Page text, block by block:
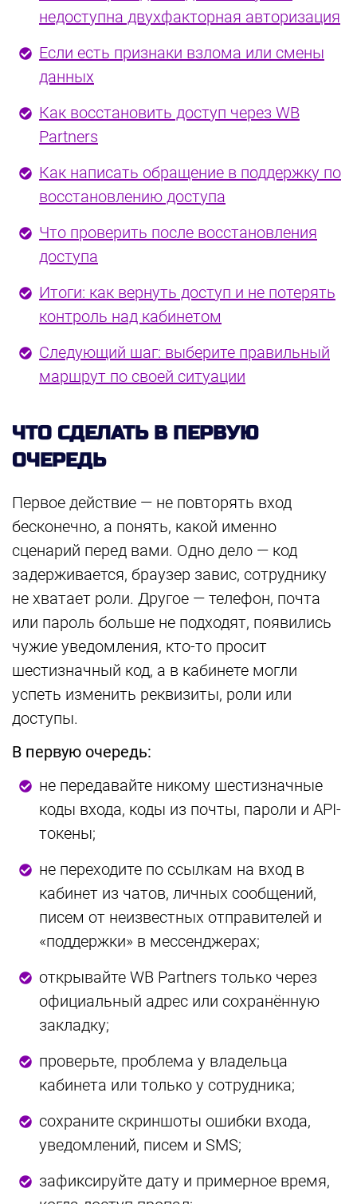
недоступна двухфакторная авторизация
Если есть признаки взлома или смены
данных
Как восстановить доступ через WB
Partners
Как написать обращение в поддержку по
восстановлению доступа
Что проверить после восстановления
доступа
Итоги: как вернуть доступ и не потерять
контроль над кабинетом
Следующий шаг: выберите правильный
маршрут по своей ситуации
ЧТО СДЕЛАТЬ В ПЕРВУЮ
ОЧЕРЕДЬ
Первое действие — не повторять вход
бесконечно, а понять, какой именно
сценарий перед вами. Одно дело — код
задерживается, браузер завис, сотруднику
не хватает роли. Другое — телефон, почта
или пароль больше не подходят, появились
чужие уведомления, кто-то просит
шестизначный код, а в кабинете могли
успеть изменить реквизиты, роли или
доступы.
В первую очередь:
не передавайте никому шестизначные
коды входа, коды из почты, пароли и API-
токены;
не переходите по ссылкам на вход в
кабинет из чатов, личных сообщений,
писем от неизвестных отправителей и
«поддержки» в мессенджерах;
открывайте WB Partners только через
официальный адрес или сохранённую
закладку;
проверьте, проблема у владельца
кабинета или только у сотрудника;
сохраните скриншоты ошибки входа,
уведомлений, писем и SMS;
зафиксируйте дату и примерное время,